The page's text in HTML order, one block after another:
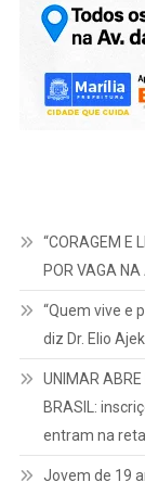
“CORAGEM E
POR VAGA
“Quem vive e
diz Dr. Elio
UNIMAR ABRE
BRASIL:
entram na
Jovem de 19